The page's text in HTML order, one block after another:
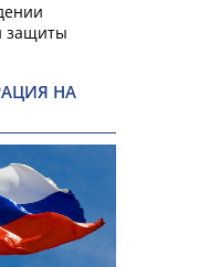
защиты
НА